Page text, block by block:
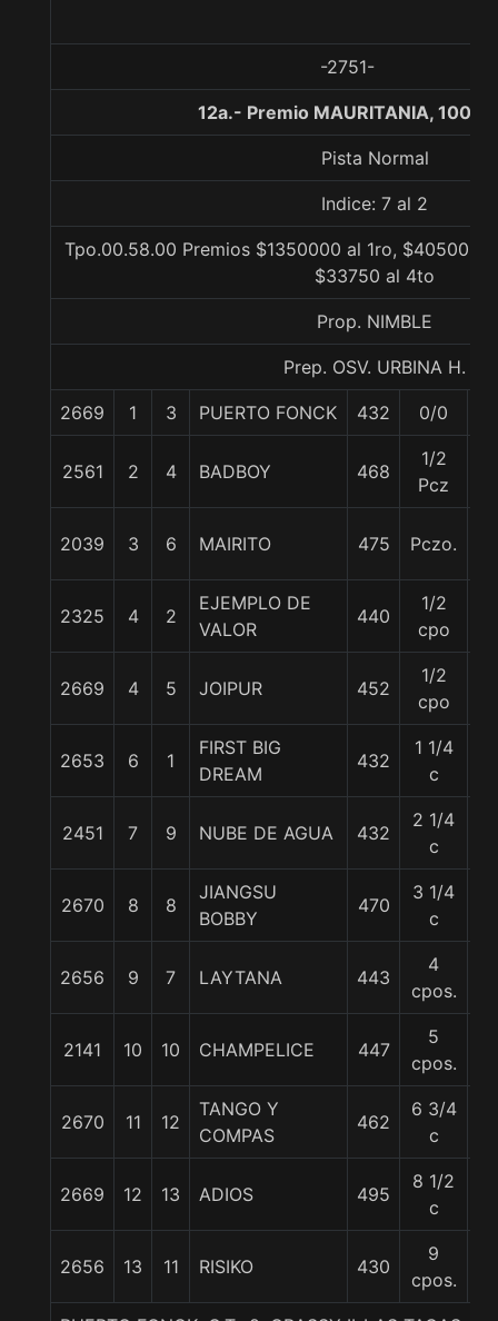
-2751-
12a.- Premio MAURITANIA, 1000
Pista Normal
Indice: 7 al 2
Tpo.00.58.00 Premios $1350000 al 1ro, $405000
$33750 al 4to
Prop. NIMBLE
Prep. OSV. URBINA H.
2669 1 3 PUERTO FONCK 432 0/0
2561 2 4 BADBOY 468
1/2
Pcz
2039 3 6 MAIRITO 475 Pczo.
2325 4 2
EJEMPLO DE
VALOR
440
1/2
cpo
2669 4 5 JOIPUR 452
1/2
cpo
2653 6 1
FIRST BIG
DREAM
432
1 1/4
c
2451 7 9 NUBE DE AGUA 432
2 1/4
c
2670 8 8
JIANGSU
BOBBY
470
3 1/4
c
2656 9 7 LAYTANA 443
4
cpos.
2141 10 10 CHAMPELICE 447
5
cpos.
2670 11 12
TANGO Y
COMPAS
462
6 3/4
c
2669 12 13 ADIOS 495
8 1/2
c
2656 13 11 RISIKO 430
9
cpos.